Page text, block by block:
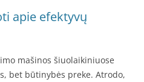
apie efektyvų
mašinos šiuolaikiniuose
bet būtinybės preke. Atrodo,